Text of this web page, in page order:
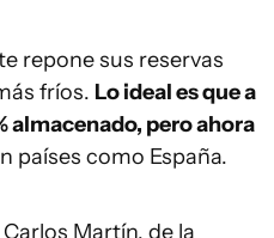
repone sus reservas
fríos. Lo ideal es que a
almacenado, pero ahora
países como España.
Martín, de la